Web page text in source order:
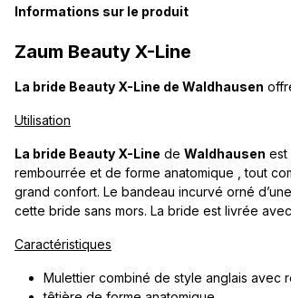
Informations sur le produit
Zaum Beauty X-Line
La bride Beauty X-Line de Waldhausen
Utilisation
La bride Beauty X-Line de Waldhausen est
rembourrée et de forme anatomique , tout
grand confort. Le bandeau incurvé orné
cette bride sans mors. La bride est livrée
Caractéristiques
Mulettier combiné de style anglais avec